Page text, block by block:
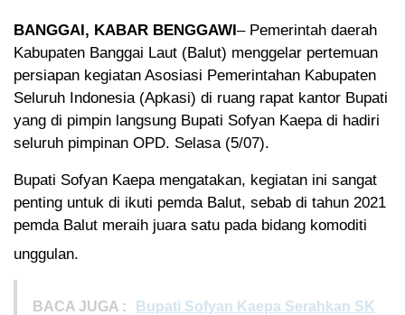
BANGGAI, KABAR BENGGAWI– Pemerintah daerah
Kabupaten Banggai Laut (Balut) menggelar pertemuan
persiapan kegiatan Asosiasi Pemerintahan Kabupaten
Seluruh Indonesia (Apkasi) di ruang rapat kantor Bupati
yang di pimpin langsung Bupati Sofyan Kaepa di hadiri
seluruh pimpinan OPD. Selasa (5/07).
Bupati Sofyan Kaepa mengatakan, kegiatan ini sangat
penting untuk di ikuti pemda Balut, sebab di tahun 2021
pemda Balut meraih juara satu pada bidang komoditi
unggulan.
BACA JUGA :
Bupati Sofyan Kaepa Serahkan SK